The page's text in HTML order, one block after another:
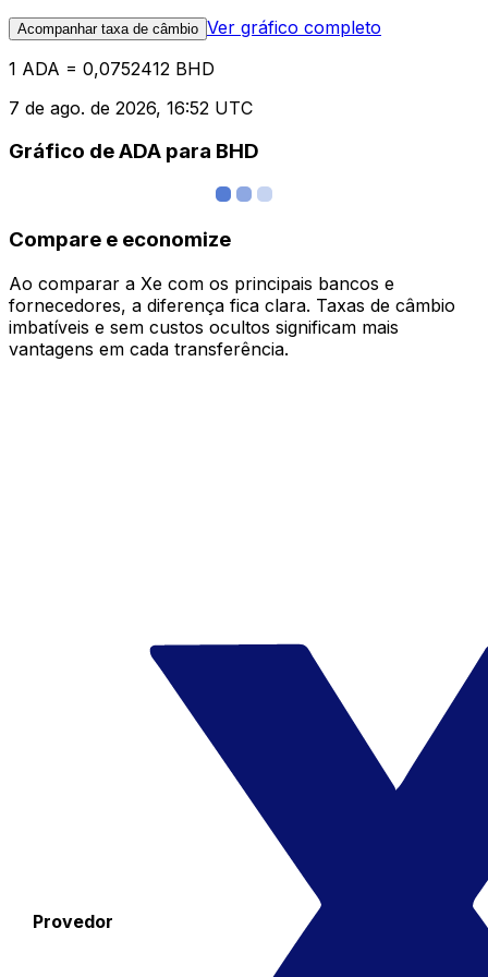
Acompanhar taxa de câmbio Ver gráfico completo
1 ADA = 0,0752412 BHD
7 de ago. de 2026, 16:52 UTC
Gráfico de ADA para BHD
Compare e economize
Ao comparar a Xe com os principais bancos e
fornecedores, a diferença fica clara. Taxas de câmbio
imbatíveis e sem custos ocultos significam mais
vantagens em cada transferência.
Provedor